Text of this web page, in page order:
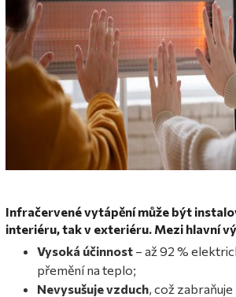
Infračervené vytápění může být
interiéru, tak v exteriéru. Mezi hlavní
Vysoká účinnost – až 92 %
přemění na teplo;
Nevysušuje vzduch, což